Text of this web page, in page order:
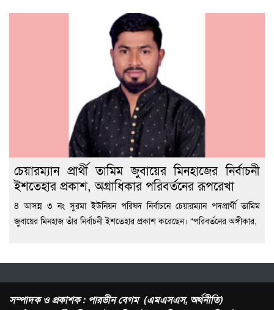
চেয়ারম্যান প্রার্থী তামিম জুবায়ের মিনহাজের নির্বাচনী
ইশতেহার প্রকাশ, অগ্রাধিকার পরিবর্তনের রূপরেখা
8 আসন্ন ৩ নং সুরমা ইউনিয়ন পরিষদ নির্বাচনে চেয়ারম্যান পদপ্রার্থী তামিম
জুবায়ের মিনহাজ তাঁর নির্বাচনী ইশতেহার প্রকাশ করেছেন। “পরিবর্তনের অঙ্গীকার,
সম্পাদক ও প্রকাশক : পারভীন বেগম (এমএসএস, অর্থনীতি)